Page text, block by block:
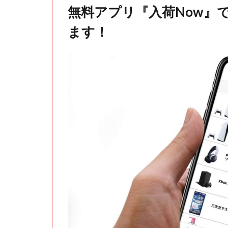
無料アプリ『入荷Now』
ます！